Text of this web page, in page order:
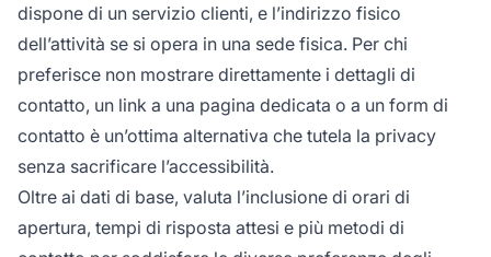
dispone di un servizio clienti, e l’indirizzo fisico
dell’attività se si opera in una sede fisica. Per chi
preferisce non mostrare direttamente i dettagli di
contatto, un link a una pagina dedicata o a un form di
contatto è un’ottima alternativa che tutela la privacy
senza sacrificare l’accessibilità.
Oltre ai dati di base, valuta l’inclusione di orari di
apertura, tempi di risposta attesi e più metodi di